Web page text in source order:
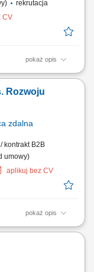
rekrutacja
CV
pokaż opis
sprzedażowych
biznesowych
Rozwoju
zdalna
kontrakt B2B
umowy)
aplikuj bez CV
pokaż opis
partnerów
poczty e-mail oraz
(leadów